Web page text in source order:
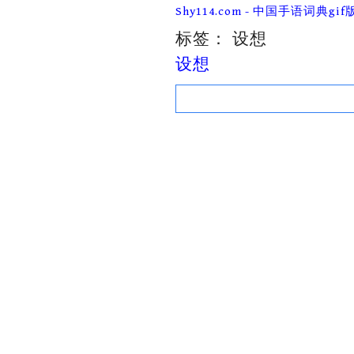
Skip
content
Shy114.com - 中国手语词典gif
标签： 设想
设想
Search